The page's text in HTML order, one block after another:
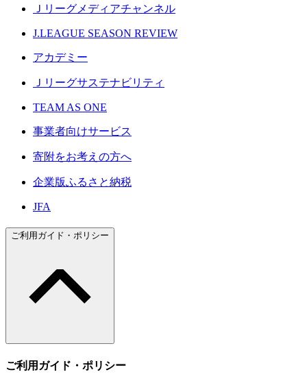
Ｊリーグメディアチャンネル
J.LEAGUE SEASON REVIEW
アカデミー
Ｊリーグサステナビリティ
TEAM AS ONE
事業者向けサービス
寄附をお考えの方へ
企業版ふるさと納税
JFA
ご利用ガイド・ポリシー
ご利用ガイド・ポリシー